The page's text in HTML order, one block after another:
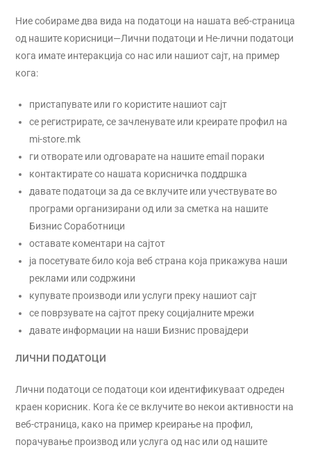
Ние собираме два вида на податоци на нашата веб-страница
од нашите корисници—Лични податоци и Не-лични податоци
кога имате интеракција со нас или нашиот сајт, на пример
кога:
пристапувате или го користите нашиот сајт
се регистрирате, се зачленувате или креирате профил на
mi-store.mk
ги отворате или одговарате на нашите email пораки
контактирате со нашата корисничка поддршка
давате податоци за да се вклучите или учествувате во
програми организирани од или за сметка на нашите
Бизнис Соработници
оставате коментари на сајтот
ја посетувате било која веб страна која прикажува наши
реклами или содржини
купувате производи или услуги преку нашиот сајт
се поврзувате на сајтот преку социјалните мрежи
давате информации на наши Бизнис провајдери
ЛИЧНИ ПОДАТОЦИ
Лични податоци се податоци кои идентификуваат одреден
краен корисник. Кога ќе се вклучите во некои активности на
веб-страница, како на пример креирање на профил,
порачување производ или услуга од нас или од нашите